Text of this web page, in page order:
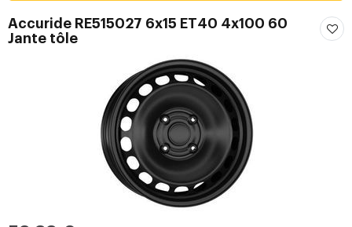
Accuride RE515027 6x15 ET40 4x100 60
Jante tôle